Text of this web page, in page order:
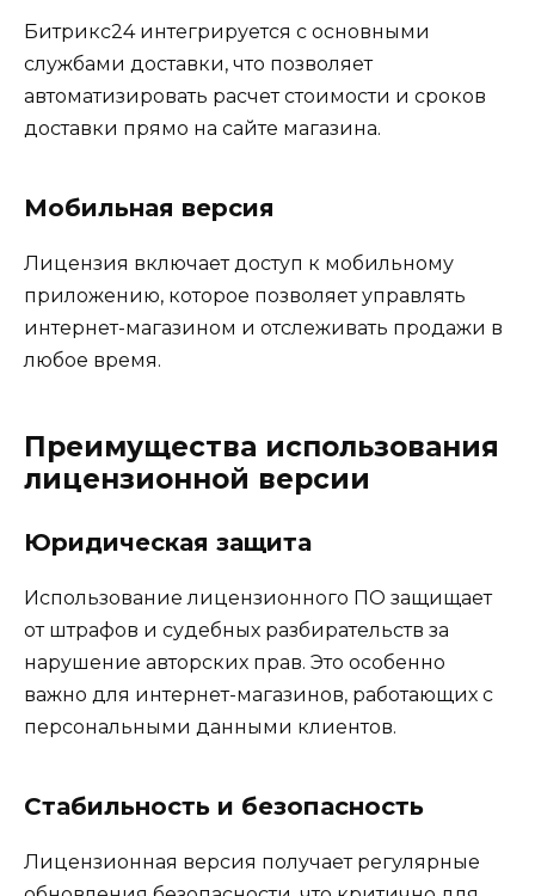
Битрикс24 интегрируется с основными
службами доставки, что позволяет
автоматизировать расчет стоимости и сроков
доставки прямо на сайте магазина.
Мобильная версия
Лицензия включает доступ к мобильному
приложению, которое позволяет управлять
интернет-магазином и отслеживать продажи в
любое время.
Преимущества использования
лицензионной версии
Юридическая защита
Использование лицензионного ПО защищает
от штрафов и судебных разбирательств за
нарушение авторских прав. Это особенно
важно для интернет-магазинов, работающих с
персональными данными клиентов.
Стабильность и безопасность
Лицензионная версия получает регулярные